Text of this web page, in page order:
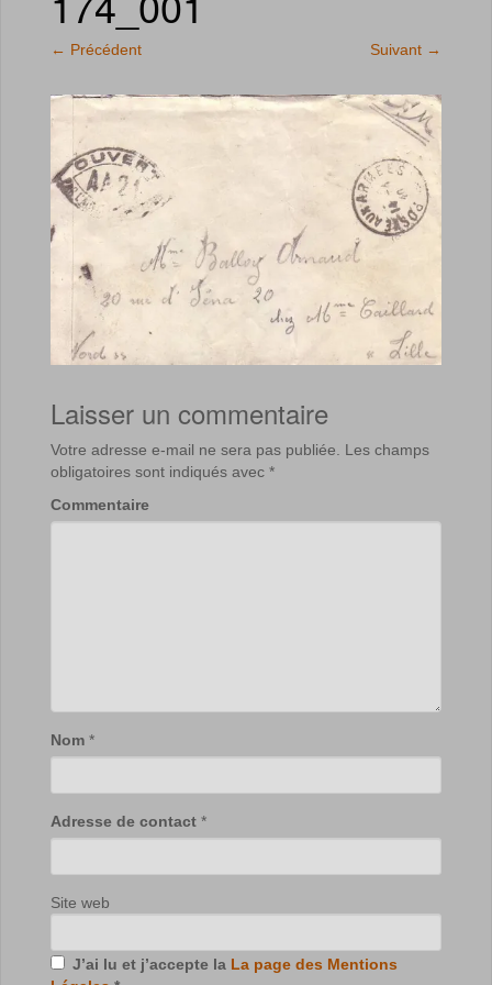
← Précédent Suivant →
Laisser un commentaire
Votre adresse e-mail ne sera pas publiée.
Les champs
obligatoires sont indiqués avec *
Commentaire
Nom *
Adresse de contact *
Site web
J’ai lu et j’accepte la La page des Mentions